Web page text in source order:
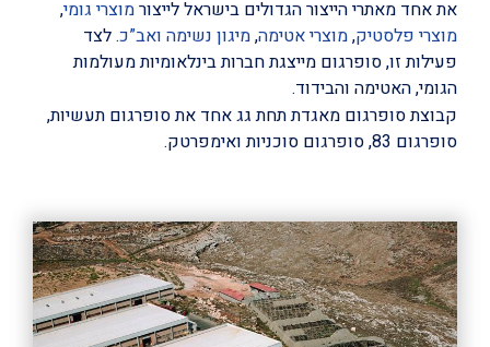
את אחד מאתרי הייצור הגדולים בישראל לייצורמוצרי גומי,
מוצרי פלסטיק,מוצרי אטימה,מיגון נשימה ואב”כ. לצד
פעילות זו, סופרגום מייצגת חברות בינלאומיות מעולמות
הגומי, האטימה והבידוד.
קבוצת סופרגום מאגדת תחת גג אחד את סופרגום תעשיות,
סופרגום 83, סופרגום סוכניות ואימפרטק.